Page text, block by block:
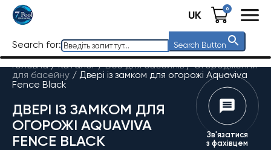
UK 0
Search for: Search Button
Головна / Каталог/Все для басейнів/Огородження
для басейну / Двері із замком для огорожі Aquaviva
Fence Black
ДВЕРІ ІЗ ЗАМКОМ ДЛЯ
ОГОРОЖІ AQUAVIVA
FENCE BLACK
Зв'язатися
з фахівцем